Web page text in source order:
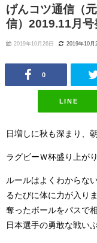
げんコツ通信（
信）2019.11月号
2019年10月26日 2019年10月
0
LINE
日増しに秋も深まり、
ラグビーＷ杯盛り上が
ルールはよくわからな
るたびに体に力が入り
奪ったボールをパスで
日本選手の勇敢な戦い